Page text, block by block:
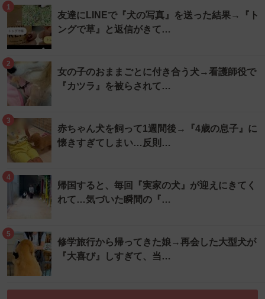
1
友達にLINEで『犬の写真』を送った結果→『ト
ングで草』と返信がきて…
2
女の子のおままごとに付き合う犬→看護師役で
『カツラ』を被らされて…
3
赤ちゃん犬を飼って1週間後→『4歳の息子』に
懐きすぎてしまい…反則…
4
帰国すると、毎回『実家の犬』が迎えにきてく
れて…気づいた瞬間の『…
5
修学旅行から帰ってきた娘→再会した大型犬が
『大喜び』しすぎて、当…